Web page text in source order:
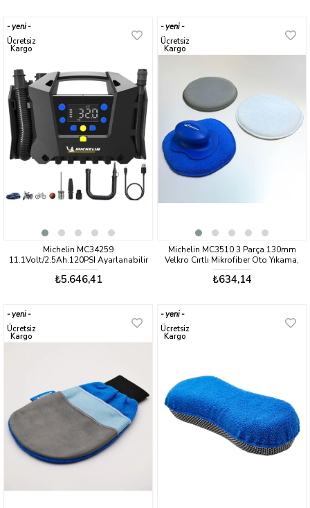
Michelin MC34259
11.1Volt/2.5Ah.120PSI Ayarlanabilir
Dijital Basınç Göstergeli Şarjlı
Lastik&Yatak Şişirme Pompası
₺5.646,41
yeni
ürün
Ücretsiz
Kargo
Michelin MC3510 3 Parça 130mm
Velkro Cırtlı Mikrofiber Oto Yıkama,
Parlatma ve Cila Süngeri
₺634,14
yeni
ürün
Ücretsiz
Kargo
yeni
ürün
Ücretsiz
Kargo
yeni
ürün
Ücretsiz
Kargo